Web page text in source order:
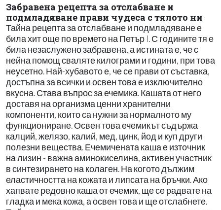
Забравена рецепта за отслабване и
подмладяване прави чудеса с тялото ни
Тайна рецепта за отслабване и подмладяване е
била хит още по времето на Петър I. С годините тя е
била незаслужено забравена, а истината е, че с
нейна помощ сваляте килограми и години, при това
неусетно. Най-хубавото е, че се прави от съставка,
достъпна за всички и освен това е изключително
вкусна. Става въпрос за ечемика. Кашата от него
доставя на организма ценни хранителни
компоненти, които са нужни за нормалното му
функциониране. Освен това ечемикът съдържа
калций, желязо, калий, мед, цинк, йод и куп други
полезни вещества. Ечемичената каша е източник
на лизин - важна аминокиселина, активен участник
в синтезирането на колаген. На когото дължим
еластичността на кожата и липсата на бръчки. Ако
хапвате редовно каша от ечемик, ще се радвате на
гладка и мека кожа, а освен това и ще отслабнете.